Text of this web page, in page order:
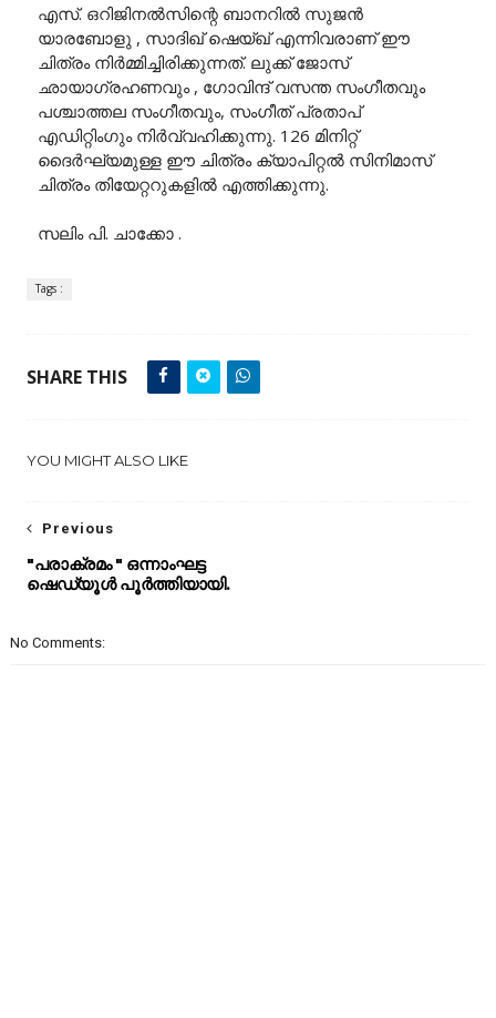
എസ്. ഒറിജിനൽസിന്റെ ബാനറിൽ സുജൻ
യാരബോളു , സാദിഖ് ഷെയ്ഖ് എന്നിവരാണ് ഈ
ചിത്രം നിർമ്മിച്ചിരിക്കുന്നത്. ലുക്ക് ജോസ്
ഛായാഗ്രഹണവും , ഗോവിന്ദ് വസന്ത സംഗീതവും
പശ്ചാത്തല സംഗീതവും, സംഗീത് പ്രതാപ്
എഡിറ്റിംഗും നിർവ്വഹിക്കുന്നു. 126 മിനിറ്റ്
ദൈർഘ്യമുള്ള ഈ ചിത്രം ക്യാപിറ്റൽ സിനിമാസ്
ചിത്രം തിയേറ്ററുകളിൽ എത്തിക്കുന്നു.
സലിം പി. ചാക്കോ .
Tags :
SHARE THIS
YOU MIGHT ALSO LIKE
Previous
"പരാക്രമം " ഒന്നാംഘട്ട
ഷെഡ്യൂൾ പൂർത്തിയായി.
No Comments: